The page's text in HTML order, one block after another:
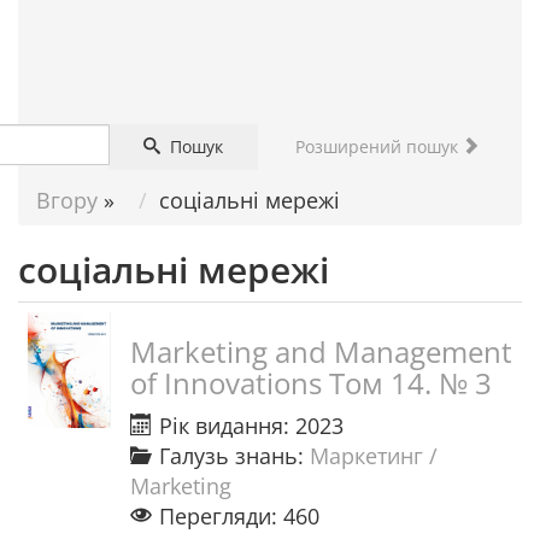
Пошук Розширений пошук
Вгору » соціальні мережі
соціальні мережі
Marketing and Management
of Innovations Том 14. № 3
Рік видання: 2023
Галузь знань: Маркетинг /
Marketing
Перегляди: 460